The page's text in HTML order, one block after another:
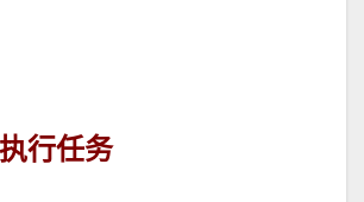
行任务